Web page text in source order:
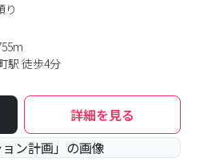
り
駅 徒歩4分
詳細を見る